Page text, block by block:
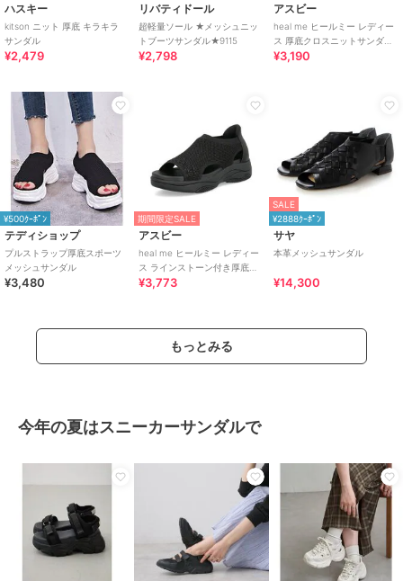
ハスキー
kitson ニット 厚底 キラキラ
サンダル
¥2,479
リバティドール
超軽量ソール ★メッシュニッ
トブーツサンダル★9115
¥2,798
アスビー
heal me ヒールミー レディー
ス 厚底クロスニットサンダル
【軽量】スポーティー
¥3,190
¥500ｸｰﾎﾟﾝ
テディショップ
プルストラップ厚底スポーツ
メッシュサンダル
¥3,480
期間限定SALE
アスビー
heal me ヒールミー レディー
ス ラインストーン付き厚底ニ
ットサンダル【軽量】
¥3,773
SALE
¥2888ｸｰﾎﾟﾝ
サヤ
本革メッシュサンダル
¥14,300
もっとみる
今年の夏はスニーカーサンダルで